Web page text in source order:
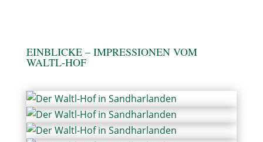
EINBLICKE – IMPRESSIONEN VOM
WALTL-HOF